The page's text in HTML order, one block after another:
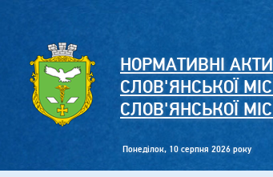
НОРМАТИВНІ АКТИ
СЛОВ'ЯНСЬКОЇ
СЛОВ'ЯНСЬКОЇ
Понеділок, 10 серпня 2026 року